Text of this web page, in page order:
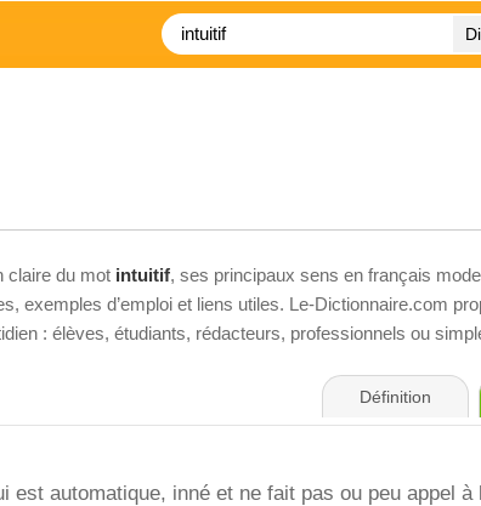
claire du mot intuitif, ses principaux sens en français
exemples d’emploi et liens utiles. Le-Dictionnaire.com
: élèves, étudiants, rédacteurs, professionnels ou
Définition
est automatique, inné et ne fait pas ou peu appel à